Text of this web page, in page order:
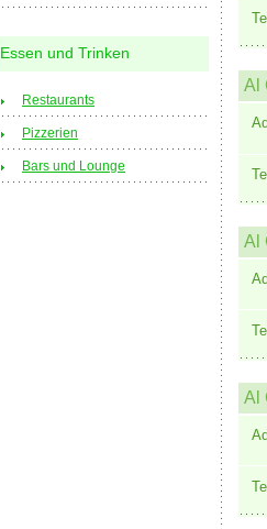
Al
Al
Al
Essen und Trinken
Restaurants
Pizzerien
Bars und Lounge